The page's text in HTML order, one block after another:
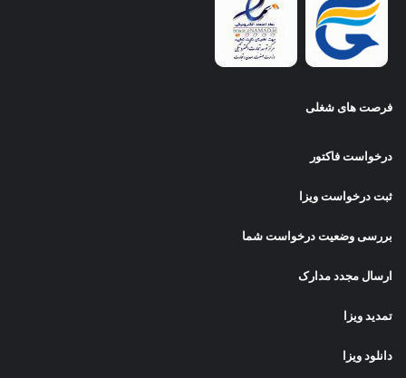
فرصت های شغلی
درخواست فاکتور
ثبت درخواست ویزا
بررسی وضعیت درخواست شما
ارسال مجدد مدارک
تمدید ویزا
دانلود ویزا